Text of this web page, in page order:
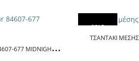
Τ
ΣΑΝΤΆΚΙ ΜΈΣΗΣ SAHARA CATERPILLAR 84607-677 MIDNIGHT CAMO
SOLD
ΤΣΑΝΤΆΚΙ ΜΈΣΗΣ